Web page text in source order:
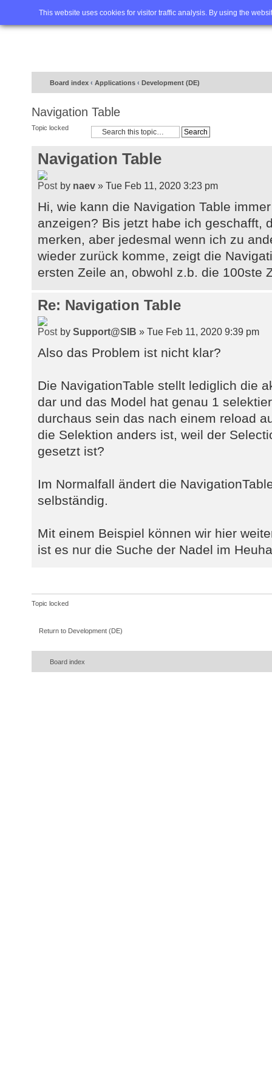
This website uses cookies for visitor traffic analysis. By using the
Home FAQ Advanced
Board index ‹ Applications ‹ Development (DE)
Navigation Table
Topic locked
Navigation Table
by naev » Tue Feb 11, 2020 3:23 pm
Hi, wie kann die Navigation Table
anzeigen? Bis jetzt habe ich geschafft,
merken, aber jedesmal wenn ich zu
wieder zurück komme, zeigt die
ersten Zeile an, obwohl z.b. die 100ste
Re: Navigation Table
by Support@SIB » Tue Feb 11, 2020 9:39 pm
Also das Problem ist nicht klar?
Die NavigationTable stellt lediglich die
dar und das Model hat genau 1
durchaus sein das nach einem reload
die Selektion anders ist, weil der
gesetzt ist?
Im Normalfall ändert die
selbständig.
Mit einem Beispiel können wir hier
ist es nur die Suche der Nadel im
Topic locked
Return to Development (DE)
Board index